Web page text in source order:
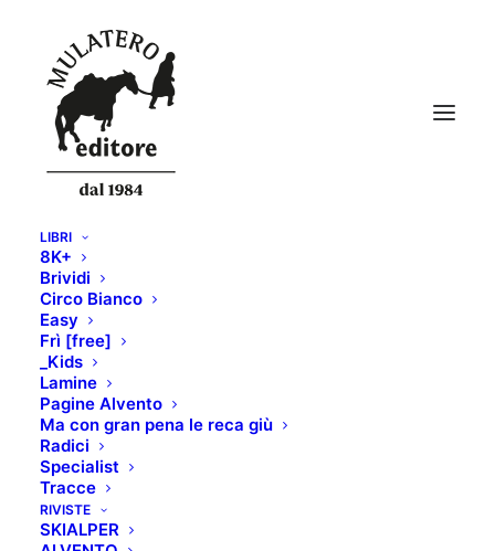
LIBRI
8K+
Brividi
Circo Bianco
Easy
Frì [free]
_Kids
Lamine
Pagine Alvento
Ma con gran pena le reca giù
Radici
Specialist
Tracce
RIVISTE
SKIALPER
Home